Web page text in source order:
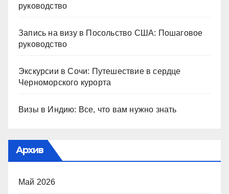
руководство
Запись на визу в Посольство США: Пошаговое
руководство
Экскурсии в Сочи: Путешествие в сердце
Черноморского курорта
Визы в Индию: Все, что вам нужно знать
Архив
Май 2026